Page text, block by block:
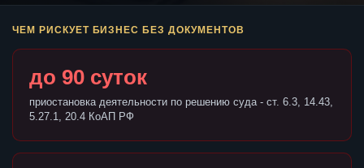
ЧЕМ РИСКУЕТ БИЗНЕС БЕЗ ДОКУМЕНТОВ
до 90 суток
приостановка деятельности по решению суда - ст. 6.3, 14.43,
5.27.1, 20.4 КоАП РФ